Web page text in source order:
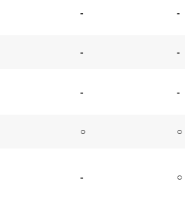
- -
- -
- -
○ ○
- ○